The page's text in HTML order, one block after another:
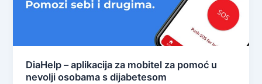
DiaHelp – aplikacija za mobitel za pomoć u
nevolji osobama s dijabetesom